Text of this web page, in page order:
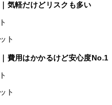
気軽だけどリスクも多い
ト
費用はかかるけど安心度No.1
ト